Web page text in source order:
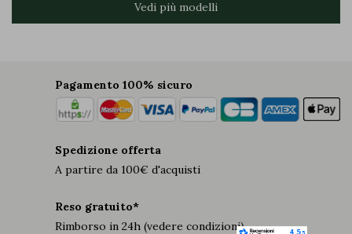
Vedi più modelli
Pagamento 100% sicuro
Spedizione offerta
A partire da 100€ d'acquisti
Reso gratuito*
Rimborso in 24h (vedere condizioni)